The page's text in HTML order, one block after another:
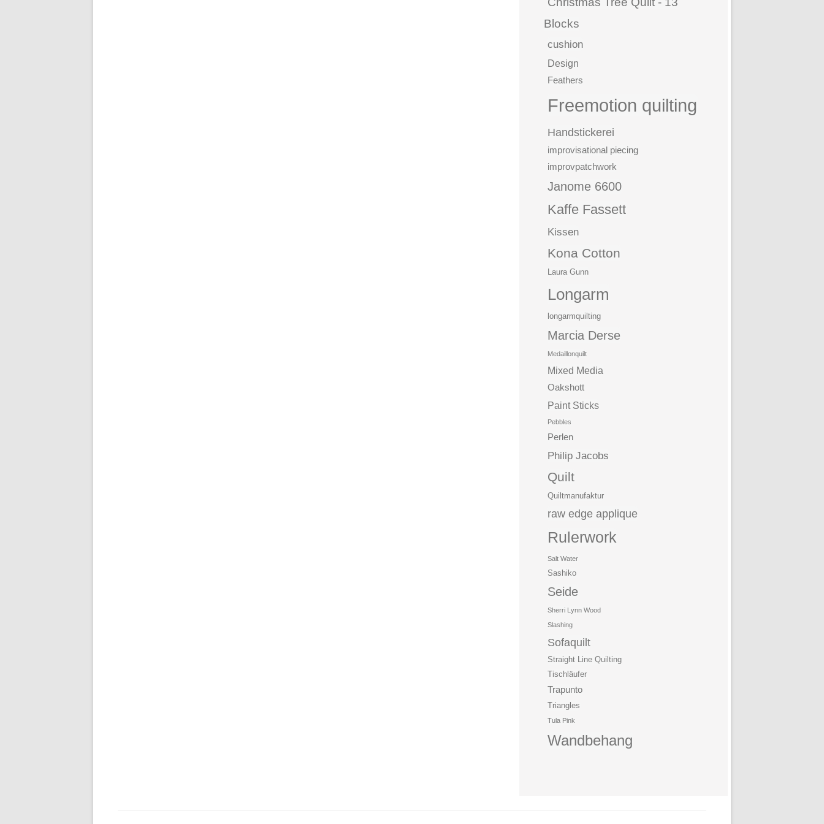
Blocks
cushion
Design
Feathers
Freemotion quilting
Handstickerei
improvisational piecing
improvpatchwork
Janome 6600
Kaffe Fassett
Kissen
Kona Cotton
Laura Gunn
Longarm
longarmquilting
Marcia Derse
Medaillonquilt
Mixed Media
Oakshott
Paint Sticks
Pebbles
Perlen
Philip Jacobs
Quilt
Quiltmanufaktur
raw edge applique
Rulerwork
Salt Water
Sashiko
Seide
Sherri Lynn Wood
Slashing
Sofaquilt
Straight Line Quilting
Tischläufer
Trapunto
Triangles
Tula Pink
Wandbehang